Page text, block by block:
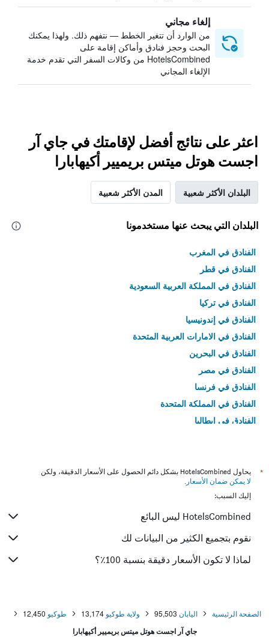
إلغاء مجاني
من الوارد أن تتغير الخطط — نتفهم ذلك. ولهذا يمكنك
البحث وحجز فنادق وأماكن إقامة على
HotelsCombined من وكالات السفر التي تقدم خدمة
الإلغاء المجاني
اعثر على نتائج أفضل لإقامتك في جاي آر
اجست هوتل ميتس بريميير أكيهابارا
البلدان الأكثر شعبية المدن الأكثر شعبية
البلدان التي يبحث عنها مستخدمونا
الفنادق في المغرب
الفنادق في قطر
الفنادق في المملكة العربية السعودية
الفنادق في تركيا
الفنادق في إندونيسيا
الفنادق في الامارات العربية المتحدة
الفنادق في البحرين
الفنادق في مصر
الفنادق في فرنسا
الفنادق في المملكة المتحدة
الفنادق في إيطاليا
*
يحاول HotelsCombined بشكل دائم الحصول على الأسعار الدقيقة، ولكن
لا يمكن ضمان الأسعار .
إليك السبب:
HotelsCombined ليس البائع
نقوم بتجميع الكثير من البيانات لك
لماذا لا تكون الأسعار دقيقة بنسبة 100٪؟
الصفحة الرئيسية اليابان 95,503 ولاية طوكيو 13,174 طوكيو 12,450
جاي آر اجست هوتل ميتس بريميير أكيهابارا